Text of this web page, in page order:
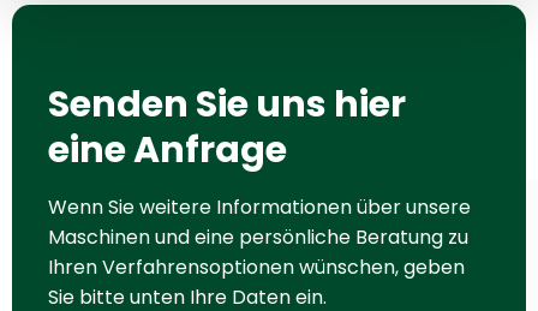
Senden Sie uns hier
eine Anfrage
Wenn Sie weitere Informationen über unsere
Maschinen und eine persönliche Beratung zu
Ihren Verfahrensoptionen wünschen, geben
Sie bitte unten Ihre Daten ein.